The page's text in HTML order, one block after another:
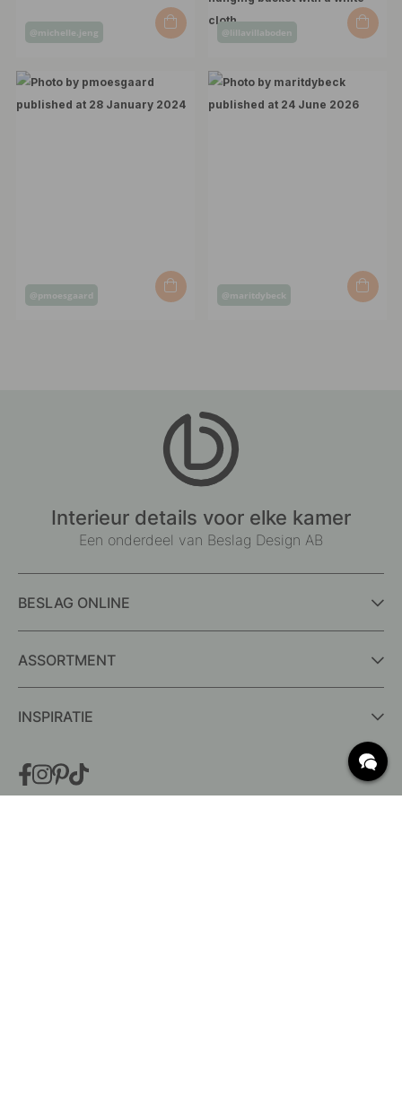
Post
by
@michelle.jeng
Post
by
@lillavillaboden
Post
@pmoesgaard
Post
@maritdybeck
Interieur details voor elke kamer
Een onderdeel van Beslag Design AB
BESLAG ONLINE
ASSORTMENT
INSPIRATIE